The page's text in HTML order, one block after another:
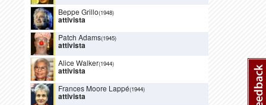
Beppe Grillo(1948)
attivista
Patch Adams(1945)
attivista
Alice Walker(1944)
attivista
Frances Moore Lappé(1944)
attivista